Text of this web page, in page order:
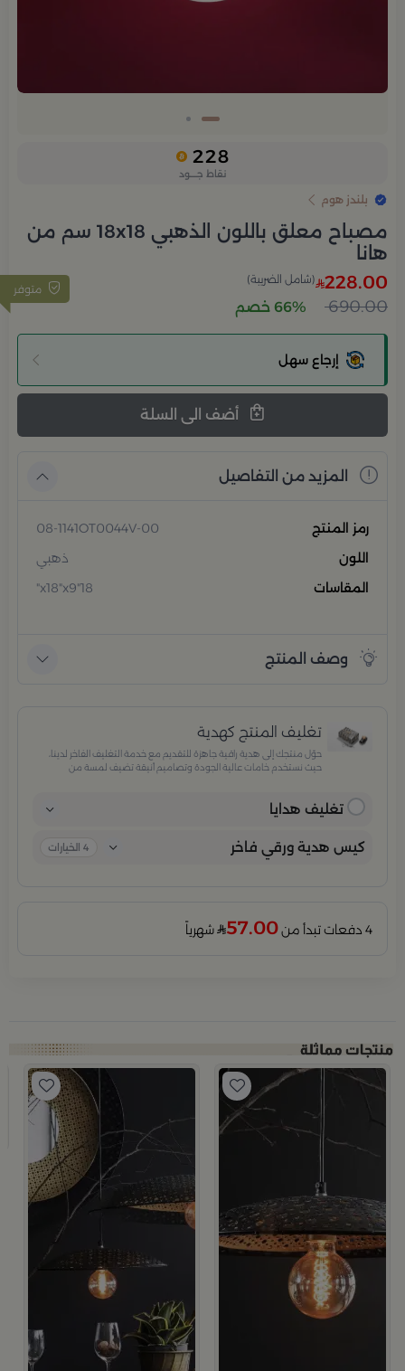
228
نقاط جــــود
بلندز هوم
مصباح معلق باللون الذهبي 18x18 سم من
هانا
متوفر 228.00 (شامل الضريبة)
690.00 66% خصم
إرجاع سهل
المزيد من التفاصيل
رمز المنتج
08-1141OT0044V-00
اللون
ذهبي
المقاسات
18"x18"x9"
وصف المنتج
تغليف المنتج كهدية
حوّل منتجك إلى هدية راقية جاهزة للتقديم مع خدمة التغليف الفاخر لدينا،
حيث نستخدم خامات عالية الجودة وتصاميم أنيقة تضيف لمسة من
تغليف هدايا
كيس هدية ورقي فاخر 4 الخيارات
4 دفعات تبدأ من 57.00 شهرياً